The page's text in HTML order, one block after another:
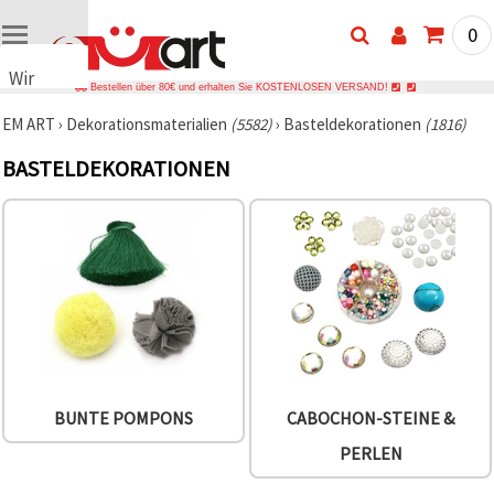
Wir
Cookies
verwenden
Technologien,
ordnungsgemäße
Funktionieren
der Website
sicherzustellen,
Nutzungserlebnis
und, mit
Ihrer
0
Bestellen über 80€ und erhalten Sie KOSTENLOSEN VERSAND!
EM ART › Dekorationsmaterialien (5582)› Basteldekorationen (1816)
BASTELDEKORATIONEN
BUNTE POMPONS
CABOCHON-STEINE &
PERLEN